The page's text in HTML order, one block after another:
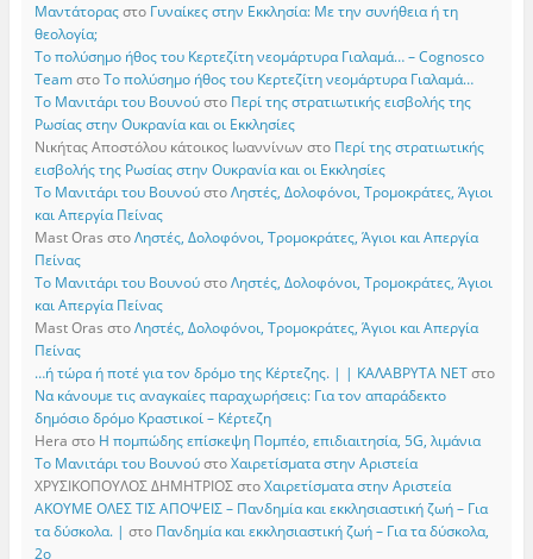
Μαντάτοραςστο Γυναίκες στην Εκκλησία: Με την συνήθεια ή τη
θεολογία;
Το πολύσημο ήθος του Κερτεζίτη νεομάρτυρα Γιαλαμά… – Cognosco
TeamστοΤο πολύσημο ήθος του Κερτεζίτη νεομάρτυρα Γιαλαμά…
Το Μανιτάρι του Βουνούστο Περί της στρατιωτικής εισβολής της
Ρωσίας στην Ουκρανία και οι Εκκλησίες
Νικήτας Αποστόλου κάτοικος Ιωαννίνων στο Περί της στρατιωτικής
εισβολής της Ρωσίας στην Ουκρανία και οι Εκκλησίες
Το Μανιτάρι του ΒουνούστοΛηστές, Δολοφόνοι, Τρομοκράτες, Άγιοι
και Απεργία Πείνας
Mast Oras στοΛηστές, Δολοφόνοι, Τρομοκράτες, Άγιοι και Απεργία
Πείνας
Το Μανιτάρι του ΒουνούστοΛηστές, Δολοφόνοι, Τρομοκράτες, Άγιοι
και Απεργία Πείνας
Mast Oras στοΛηστές, Δολοφόνοι, Τρομοκράτες, Άγιοι και Απεργία
Πείνας
…ή τώρα ή ποτέ για τον δρόμο της Κέρτεζης. | | ΚΑΛΑΒΡΥΤΑ ΝΕΤστο
Να κάνουμε τις αναγκαίες παραχωρήσεις: Για τον απαράδεκτο
δημόσιο δρόμο Κραστικοί – Κέρτεζη
Hera στο Η πομπώδης επίσκεψη Πομπέο, επιδιαιτησία, 5G, λιμάνια
Το Μανιτάρι του ΒουνούστοΧαιρετίσματα στην Αριστεία
ΧΡΥΣΙΚΟΠΟΥΛΟΣ ΔΗΜΗΤΡΙΟΣστοΧαιρετίσματα στην Αριστεία
ΑΚΟΥΜΕ ΟΛΕΣ ΤΙΣ ΑΠΟΨΕΙΣ – Πανδημία και εκκλησιαστική ζωή – Για
τα δύσκολα. | στο Πανδημία και εκκλησιαστική ζωή – Για τα δύσκολα,
2ο